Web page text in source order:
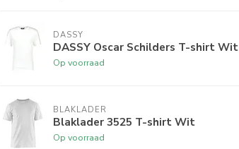
DASSY
DASSY Oscar Schilders T-shirt Wit
Op voorraad
BLAKLADER
Blaklader 3525 T-shirt Wit
Op voorraad